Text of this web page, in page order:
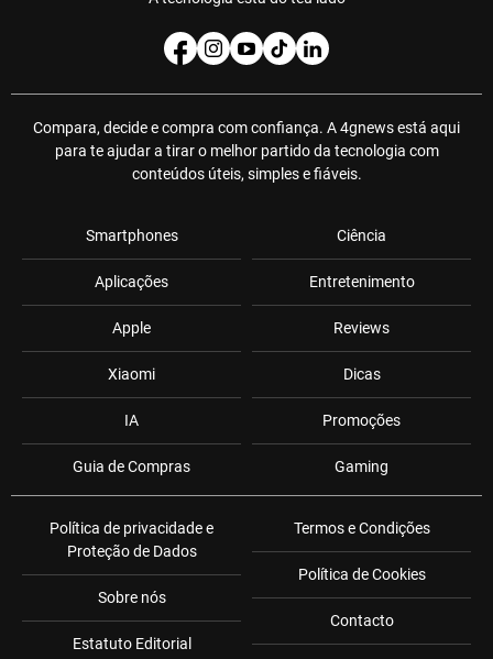
Compara, decide e compra com confiança. A 4gnews está aqui
para te ajudar a tirar o melhor partido da tecnologia com
conteúdos úteis, simples e fiáveis.
Smartphones
Aplicações
Apple
Xiaomi
IA
Guia de Compras
Ciência
Entretenimento
Reviews
Dicas
Promoções
Gaming
Política de privacidade e
Proteção de Dados
Sobre nós
Estatuto Editorial
Termos e Condições
Política de Cookies
Contacto